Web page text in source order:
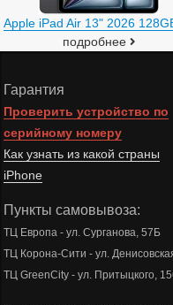
подробнее
Гарантия
Проверить устройство по
серийному номеру
Как узнать из какой страны
iPhone
Пункты самовывоза:
ТЦ Европа - ул. Сурганова, 57Б
ТЦ Корона-Сити - ул.
ТЦ GreenCity - ул. Притыцкого,